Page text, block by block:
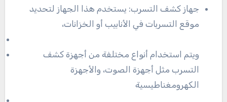
جهاز كشف التسرب: يستخدم هذا الجهاز لتحديد
موقع التسربات في الأنابيب أو الخزانات،
ويتم استخدام أنواع مختلفة من أجهزة كشف
التسرب مثل أجهزة الصوت، والأجهزة
الكهرومغناطيسية